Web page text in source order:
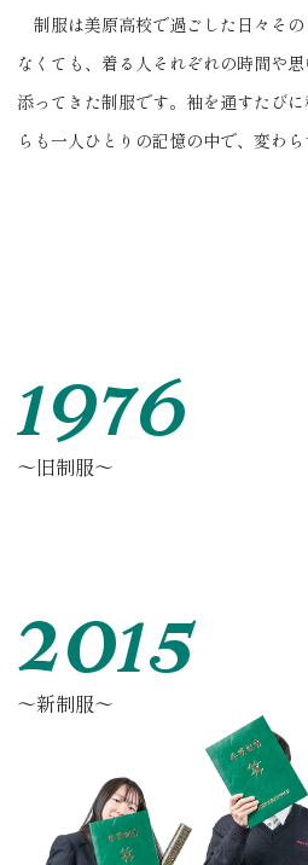
制服は美原高校で過ごした日々そ
なくても、着る人それぞれの時間や
添ってきた制服です。袖を通すたび
らも一人ひとりの記憶の中で、変わら
1976
〜旧制服〜
2015
〜新制服〜